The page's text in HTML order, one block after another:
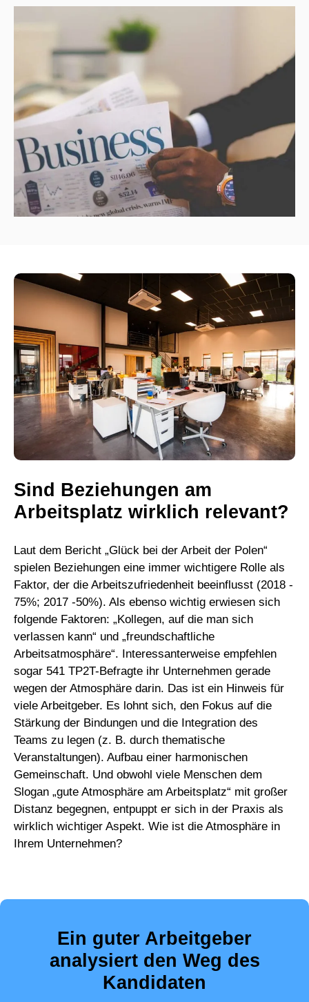
Sind Beziehungen am
Arbeitsplatz wirklich relevant?
Laut dem Bericht „Glück bei der Arbeit der Polen“
spielen Beziehungen eine immer wichtigere Rolle als
Faktor, der die Arbeitszufriedenheit beeinflusst (2018 -
75%; 2017 -50%). Als ebenso wichtig erwiesen sich
folgende Faktoren: „Kollegen, auf die man sich
verlassen kann“ und „freundschaftliche
Arbeitsatmosphäre“. Interessanterweise empfehlen
sogar 541 TP2T-Befragte ihr Unternehmen gerade
wegen der Atmosphäre darin. Das ist ein Hinweis für
viele Arbeitgeber. Es lohnt sich, den Fokus auf die
Stärkung der Bindungen und die Integration des
Teams zu legen (z. B. durch thematische
Veranstaltungen). Aufbau einer harmonischen
Gemeinschaft. Und obwohl viele Menschen dem
Slogan „gute Atmosphäre am Arbeitsplatz“ mit großer
Distanz begegnen, entpuppt er sich in der Praxis als
wirklich wichtiger Aspekt. Wie ist die Atmosphäre in
Ihrem Unternehmen?
Ein guter Arbeitgeber
analysiert den Weg des
Kandidaten